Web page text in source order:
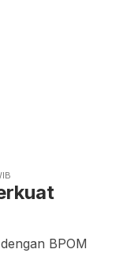
BPOM